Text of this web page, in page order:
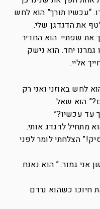
“עכשיו תורך” הוא לחש
את הדגדגן שלי.
את שפתיי. הוא החדיר
יחד. הוא נישק
אליי.
לחש באוזני ואני רק
הוא שאל.
עד עכשיו?”
מתחיל לדגדג אותי.
הצלחתי לומר לפני
אני גמור..” הוא נאנח
חיוכו כשהוא נרדם